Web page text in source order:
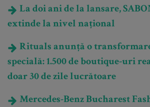
La doi ani de la lansare,
extinde la nivel național
Rituals anunță o
specială: 1.500 de boutique-uri
doar 30 de zile lucrătoare
Mercedes-Benz Bucharest